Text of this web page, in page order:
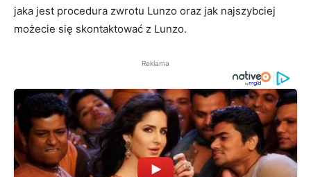
jaka jest procedura zwrotu Lunzo oraz jak najszybciej
możecie się skontaktować z Lunzo.
Reklama